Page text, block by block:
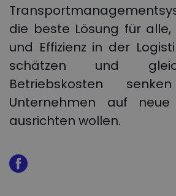
die beste Lösung für
und Effizienz in der
schätzen und
Betriebskosten
Unternehmen auf neue
ausrichten wollen.